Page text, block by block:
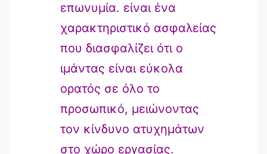
επωνυμία. είναι ένα
χαρακτηριστικό ασφαλείας
που διασφαλίζει ότι ο
ιμάντας είναι εύκολα
ορατός σε όλο το
προσωπικό, μειώνοντας
τον κίνδυνο ατυχημάτων
στο χώρο εργασίας.